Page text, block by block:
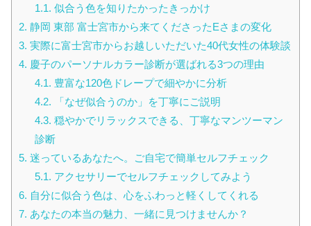
1.1. 似合う色を知りたかったきっかけ
2. 静岡 東部 富士宮市から来てくださったEさまの変化
3. 実際に富士宮市からお越しいただいた40代女性の体験談
4. 慶子のパーソナルカラー診断が選ばれる3つの理由
4.1. 豊富な120色ドレープで細やかに分析
4.2. 「なぜ似合うのか」を丁寧にご説明
4.3. 穏やかでリラックスできる、丁寧なマンツーマン
診断
5. 迷っているあなたへ。ご自宅で簡単セルフチェック
5.1. アクセサリーでセルフチェックしてみよう
6. 自分に似合う色は、心をふわっと軽くしてくれる
7. あなたの本当の魅力、一緒に見つけませんか？